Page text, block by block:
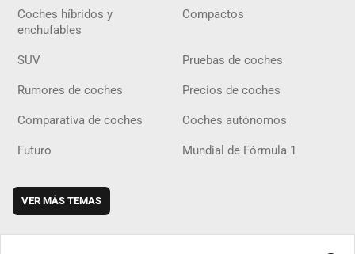
Coches híbridos y
enchufables
Compactos
SUV Pruebas de coches
Rumores de coches Precios de coches
Comparativa de coches Coches autónomos
Futuro Mundial de Fórmula 1
VER MÁS TEMAS